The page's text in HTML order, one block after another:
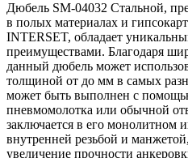
Дюбель SM-04032 Стальной,
в полых материалах и
INTERSET, обладает
преимуществами. Благодаря
данный дюбель может
толщиной от до мм в самых
может быть выполнен с
пневмомолотка или обычной
заключается в его монолитном
внутренней резьбой и
увеличение прочности